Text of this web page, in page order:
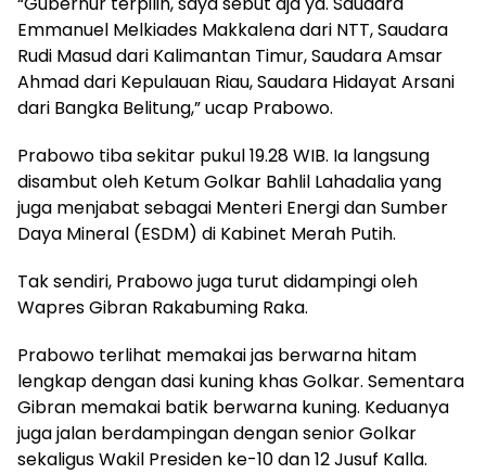
Emmanuel Melkiades Makkalena dari NTT, Saudara
Rudi Masud dari Kalimantan Timur, Saudara Amsar
Ahmad dari Kepulauan Riau, Saudara Hidayat Arsani
dari Bangka Belitung,” ucap Prabowo.
Prabowo tiba sekitar pukul 19.28 WIB. Ia langsung
disambut oleh Ketum Golkar Bahlil Lahadalia yang
juga menjabat sebagai Menteri Energi dan Sumber
Daya Mineral (ESDM) di Kabinet Merah Putih.
Tak sendiri, Prabowo juga turut didampingi oleh
Wapres Gibran Rakabuming Raka.
Prabowo terlihat memakai jas berwarna hitam
lengkap dengan dasi kuning khas Golkar. Sementara
Gibran memakai batik berwarna kuning. Keduanya
juga jalan berdampingan dengan senior Golkar
sekaligus Wakil Presiden ke-10 dan 12 Jusuf Kalla.